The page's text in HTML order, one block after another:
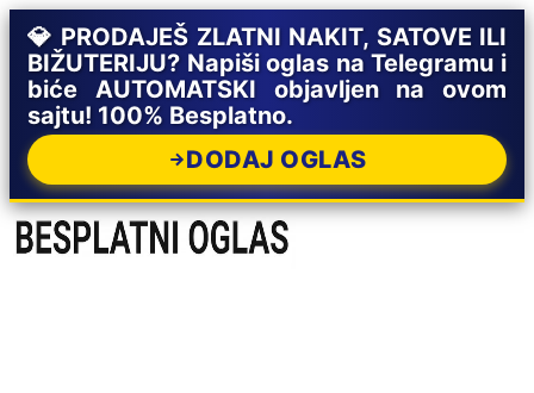
💎 PRODAJEŠ ZLATNI NAKIT, SATOVE ILI
BIŽUTERIJU? Napiši oglas na Telegramu i
biće AUTOMATSKI objavljen na ovom
sajtu! 100% Besplatno.
DODAJ OGLAS